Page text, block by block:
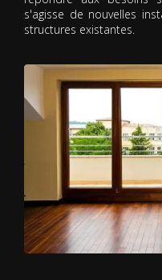
s'agisse de nouvelles
structures existantes.